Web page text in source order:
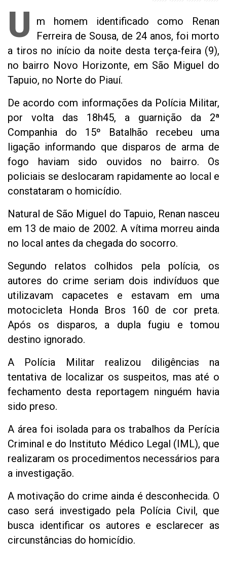
U
m homem identificado como Renan
Ferreira de Sousa, de 24 anos, foi morto
a tiros no início da noite desta terça-feira (9),
no bairro Novo Horizonte, em São Miguel do
Tapuio, no Norte do Piauí.
De acordo com informações da Polícia Militar,
por volta das 18h45, a guarnição da 2ª
Companhia do 15º Batalhão recebeu uma
ligação informando que disparos de arma de
fogo haviam sido ouvidos no bairro. Os
policiais se deslocaram rapidamente ao local e
constataram o homicídio.
Natural de São Miguel do Tapuio, Renan nasceu
em 13 de maio de 2002. A vítima morreu ainda
no local antes da chegada do socorro.
Segundo relatos colhidos pela polícia, os
autores do crime seriam dois indivíduos que
utilizavam capacetes e estavam em uma
motocicleta Honda Bros 160 de cor preta.
Após os disparos, a dupla fugiu e tomou
destino ignorado.
A Polícia Militar realizou diligências na
tentativa de localizar os suspeitos, mas até o
fechamento desta reportagem ninguém havia
sido preso.
A área foi isolada para os trabalhos da Perícia
Criminal e do Instituto Médico Legal (IML), que
realizaram os procedimentos necessários para
a investigação.
A motivação do crime ainda é desconhecida. O
caso será investigado pela Polícia Civil, que
busca identificar os autores e esclarecer as
circunstâncias do homicídio.